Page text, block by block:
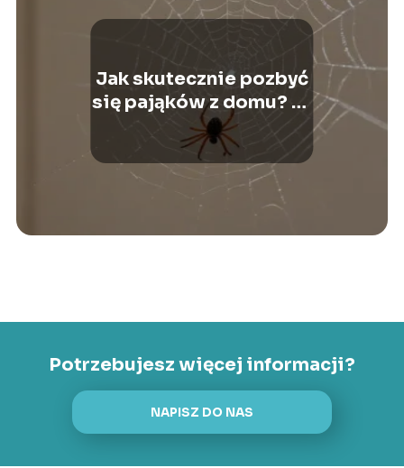
Jak skutecznie pozbyć
się pająków z domu? 10
praktycznych
wskazówek
Potrzebujesz więcej informacji?
NAPISZ DO NAS